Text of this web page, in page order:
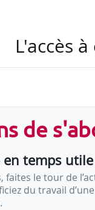
dans les
résultats du
pour…
L'accès
de
en temps utile
faites le tour de
du travail